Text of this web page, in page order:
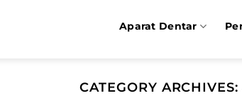
Aparat Dentar
CATEGORY ARCHIVES: